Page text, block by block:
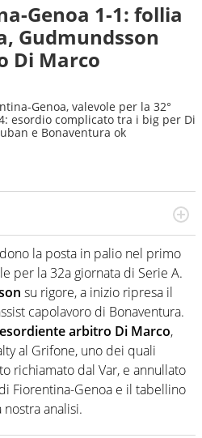
Genoa 1-1: follia
Gudmundsson
Di Marco
Genoa, valevole per la 32°
esordio complicato tra i big per Di
e Bonaventura ok
e sul campo per vivere ogni evento
Passione smisurata per il
Il pallone è una cosa
di no
la posta in palio nel primo
per la 32a giornata di Serie A.
su rigore, a inizio ripresa il
capolavoro di Bonaventura.
esordiente arbitro Di Marco,
al Grifone, uno dei quali
richiamato dal Var, e annullato
Fiorentina-Genoa e il tabellino
analisi.